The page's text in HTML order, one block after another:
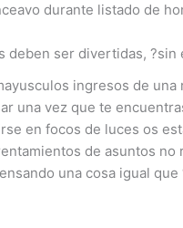
durante listado de
deben ser divertidas, ?sin
ingresos de
una vez que te
en focos de luces os
de asuntos
una cosa igual